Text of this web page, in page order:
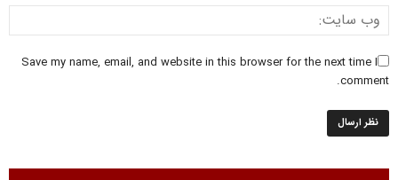
Save my name, email, and website in this browser for the next time I
comment.